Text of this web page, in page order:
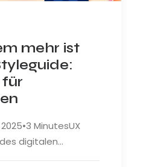
mehr ist
für
MinutesUX
digitalen…